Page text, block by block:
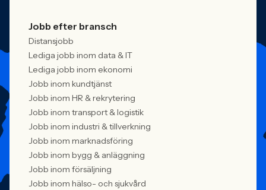
Jobb efter bransch
Distansjobb
Lediga jobb inom data & IT
Lediga jobb inom ekonomi
Jobb inom kundtjänst
Jobb inom HR & rekrytering
Jobb inom transport & logistik
Jobb inom industri & tillverkning
Jobb inom marknadsföring
Jobb inom bygg & anläggning
Jobb inom försäljning
Jobb inom hälso- och sjukvård